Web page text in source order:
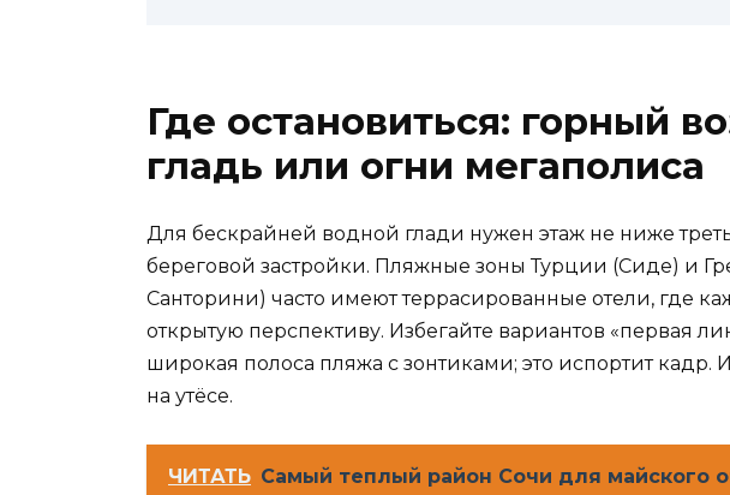
Где остановиться: горный
гладь или огни мегаполиса
Для бескрайней водной глади нужен этаж не ниже
береговой застройки. Пляжные зоны Турции (Сиде) и
Санторини) часто имеют террасированные отели, где
открытую перспективу. Избегайте вариантов «первая
широкая полоса пляжа с зонтиками; это испортит кадр.
на утёсе.
ЧИТАТЬ Самый теплый район Сочи для майского